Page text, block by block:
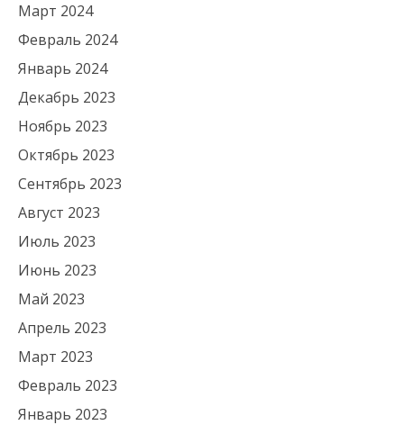
Март 2024
Февраль 2024
Январь 2024
Декабрь 2023
Ноябрь 2023
Октябрь 2023
Сентябрь 2023
Август 2023
Июль 2023
Июнь 2023
Май 2023
Апрель 2023
Март 2023
Февраль 2023
Январь 2023